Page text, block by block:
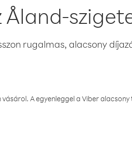
rugalmas, alacsony
vásárol. A egyenleggel a Viber